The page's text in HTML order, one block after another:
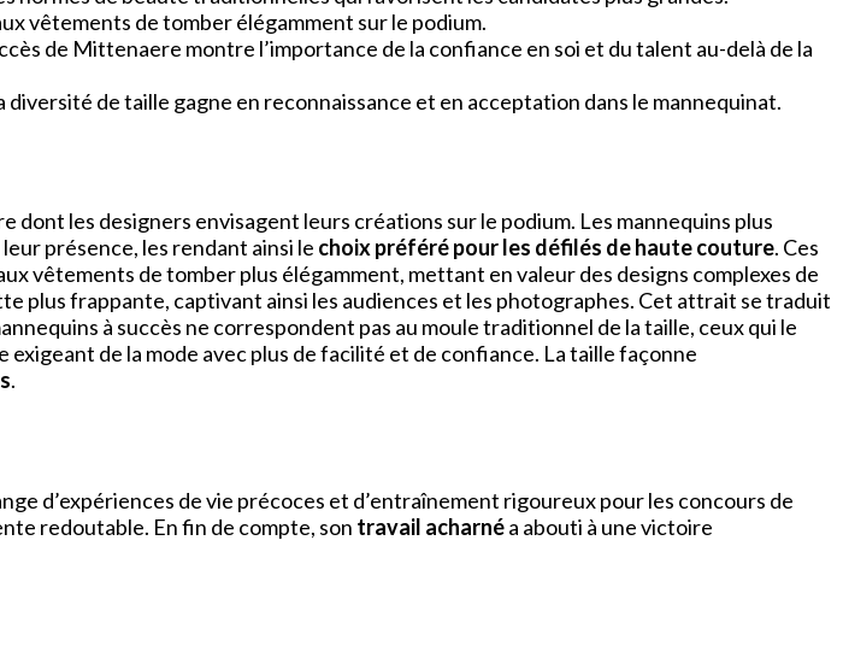
vêtements de tomber élégamment sur le podium.
de Mittenaere montre l’importance de la confiance en soi et du talent au-delà de la
de taille gagne en reconnaissance et en acceptation dans le mannequinat.
les designers envisagent leurs créations sur le podium. Les mannequins plus
présence, les rendant ainsi le choix préféré pour les défilés de haute couture. Ces
vêtements de tomber plus élégamment, mettant en valeur des designs complexes de
plus frappante, captivant ainsi les audiences et les photographes. Cet attrait se traduit
à succès ne correspondent pas au moule traditionnel de la taille, ceux qui le
exigeant de la mode avec plus de facilité et de confiance. La taille façonne
.
d’expériences de vie précoces et d’entraînement rigoureux pour les concours de
redoutable. En fin de compte, son travail acharnéa abouti à une victoire